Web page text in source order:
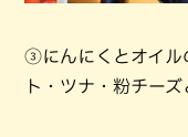
③にんにくとオイル
ト・ツナ・粉チーズ